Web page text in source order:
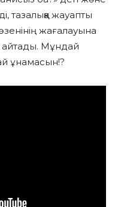
тазалыққа жауапты
жағалауына
айтады. Мұндай
ұнамасын!?